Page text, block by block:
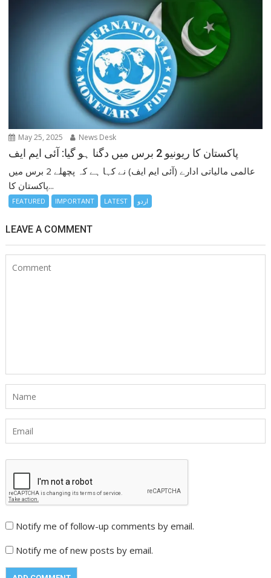
May 25, 2025 News Desk
پاکستان کا ریونیو 2 برس میں دگنا ہو گیا: آئی ایم ایف
عالمی مالیاتی ادارے (آئی ایم ایف) نے کہا ہے کہ پچھلے 2 برس میں
پاکستان کا...
FEATURED IMPORTANT LATEST اردو
LEAVE A COMMENT
Notify me of follow-up comments by email.
Notify me of new posts by email.